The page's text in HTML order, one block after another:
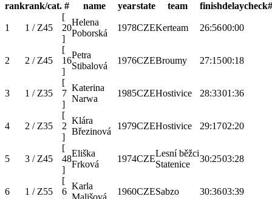
rankrank/cat. # name yearstate team finishdelay
1 1 / Z45
[
20
]
Helena
Poborská
1978CZEKerteam 26:5600:00
2 2 / Z45
[
16
]
Petra
Stibalová
1976CZEBroumy 27:1500:18
3 1 / Z35
[
7
]
Katerina
Narwa
1985CZEHostivice 28:3301:36
4 2 / Z35
[
2
]
Klára
Březinová
1979CZEHostivice 29:1702:20
5 3 / Z45
[
48
]
Eliška
Frková
1974CZE
Lesní běžci
Statenice
30:2503:28
6 1 / Z55
[
6
Karla
1960CZESabzo 30:3603:39